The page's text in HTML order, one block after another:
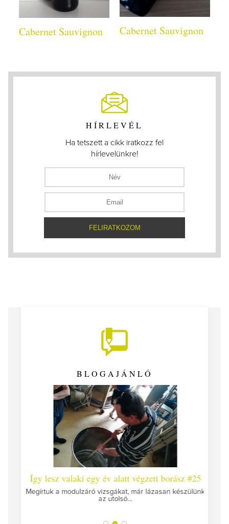
Cabernet Sauvignon Cabernet Sauvignon
HÍRLEVÉL
Ha tetszett a cikk iratkozz fel
hírlevelünkre!
BLOGAJÁNLÓ
Így lesz valaki egy év alatt végzett borász #25
Megírtuk a modulzáró vizsgákat, már lázasan készülünk
az utolsó...